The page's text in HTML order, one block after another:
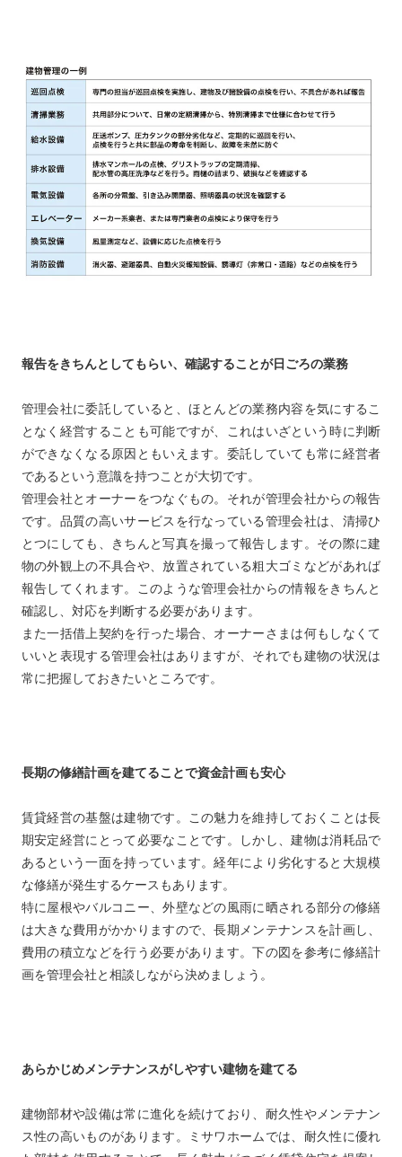
報告をきちんとしてもらい、確認することが日ごろの業務
管理会社に委託していると、ほとんどの業務内容を気にするこ
となく経営することも可能ですが、これはいざという時に判断
ができなくなる原因ともいえます。委託していても常に経営者
であるという意識を持つことが大切です。
管理会社とオーナーをつなぐもの。それが管理会社からの報告
です。品質の高いサービスを行なっている管理会社は、清掃ひ
とつにしても、きちんと写真を撮って報告します。その際に建
物の外観上の不具合や、放置されている粗大ゴミなどがあれば
報告してくれます。このような管理会社からの情報をきちんと
確認し、対応を判断する必要があります。
また一括借上契約を行った場合、オーナーさまは何もしなくて
いいと表現する管理会社はありますが、それでも建物の状況は
常に把握しておきたいところです。
長期の修繕計画を建てることで資金計画も安心
賃貸経営の基盤は建物です。この魅力を維持しておくことは長
期安定経営にとって必要なことです。しかし、建物は消耗品で
あるという一面を持っています。経年により劣化すると大規模
な修繕が発生するケースもあります。
特に屋根やバルコニー、外壁などの風雨に晒される部分の修繕
は大きな費用がかかりますので、長期メンテナンスを計画し、
費用の積立などを行う必要があります。下の図を参考に修繕計
画を管理会社と相談しながら決めましょう。
あらかじめメンテナンスがしやすい建物を建てる
建物部材や設備は常に進化を続けており、耐久性やメンテナン
ス性の高いものがあります。ミサワホームでは、耐久性に優れ